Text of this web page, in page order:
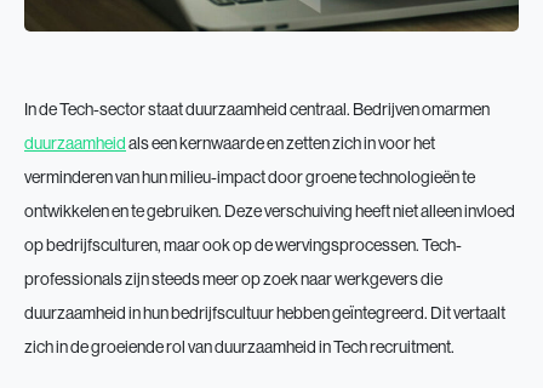
In de Tech-sector staat duurzaamheid centraal. Bedrijven omarmen
duurzaamheidals een kernwaarde en zetten zich in voor het
verminderen van hun milieu-impact door groene technologieën te
ontwikkelen en te gebruiken. Deze verschuiving heeft niet alleen invloed
op bedrijfsculturen, maar ook op de wervingsprocessen. Tech-
professionals zijn steeds meer op zoek naar werkgevers die
duurzaamheid in hun bedrijfscultuur hebben geïntegreerd. Dit vertaalt
zich in de groeiende rol van duurzaamheid in Tech recruitment.